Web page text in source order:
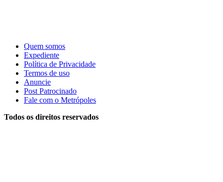
Quem somos
Expediente
Política de Privacidade
Termos de uso
Anuncie
Post Patrocinado
Fale com o Metrópoles
Todos os direitos reservados